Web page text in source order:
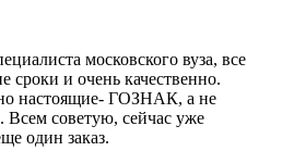
московского вуза, все
сроки и очень качественно.
настоящие- ГОЗНАК, а не
Всем советую, сейчас уже
один заказ.